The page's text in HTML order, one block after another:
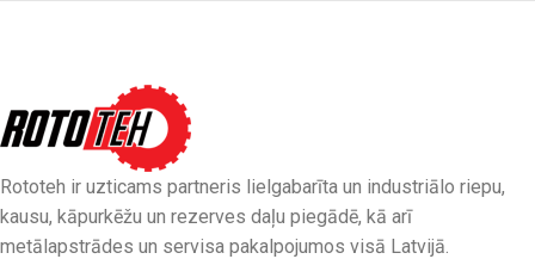
Rototeh ir uzticams partneris lielgabarīta un industriālo riepu,
kausu, kāpurkēžu un rezerves daļu piegādē, kā arī
metālapstrādes un servisa pakalpojumos visā Latvijā.